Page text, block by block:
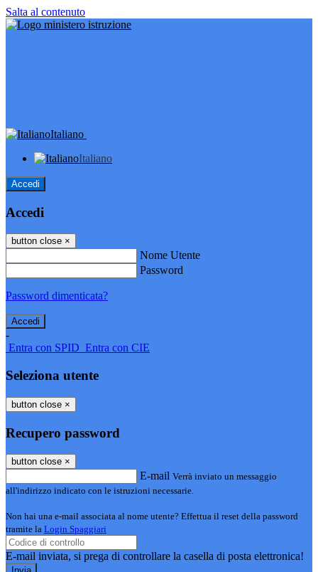
Salta al contenuto
Italiano
Italiano
Accedi
Accedi
button close ×
Nome Utente
Password
Password dimenticata?
-
Entra con SPID Entra con CIE
Seleziona utente
button close ×
Recupero password
button close ×
E-mail Verrà inviato un messaggio
all'indirizzo indicato con le istruzioni necessarie.
Non hai una e-mail associata al nome utente? Effettua il reset della password
tramite la Login Spaggiari
E-mail inviata, si prega di controllare la casella di posta elettronica!